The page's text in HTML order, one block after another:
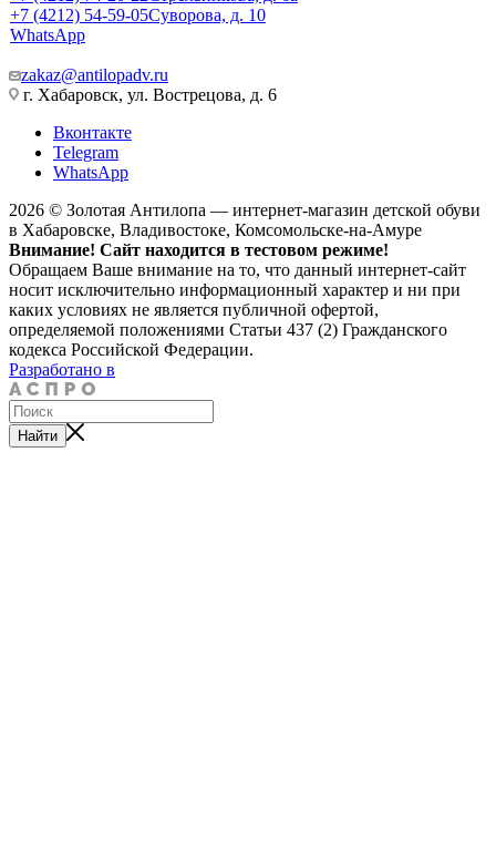
+7 (4212) 54-59-05Суворова, д. 10
WhatsApp
zakaz@antilopadv.ru
г. Хабаровск, ул. Вострецова, д. 6
Вконтакте
Telegram
WhatsApp
2026 © Золотая Антилопа — интернет-магазин детской обуви
в Хабаровске, Владивостоке, Комсомольске-на-Амуре
Внимание! Сайт находится в тестовом режиме!
Обращаем Ваше внимание на то, что данный интернет-сайт
носит исключительно информационный характер и ни при
каких условиях не является публичной офертой,
определяемой положениями Статьи 437 (2) Гражданского
кодекса Российской Федерации.
Разработано в
Найти